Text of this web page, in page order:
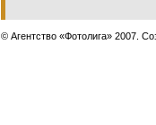
© Агентство «Фотолига» 2007.